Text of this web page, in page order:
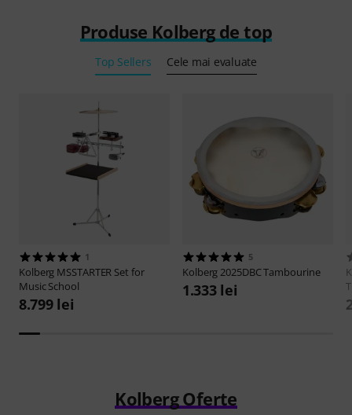
Produse Kolberg de top
Top Sellers Cele mai evaluate
1
Kolberg MSSTARTER Set for
Music School
8.799 lei
5
Kolberg2025DBC Tambourine
1.333 lei
Kolberg Oferte